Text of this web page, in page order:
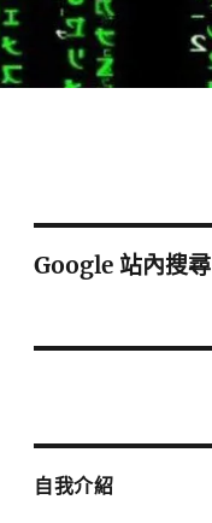
Google 站內搜尋
自我介紹